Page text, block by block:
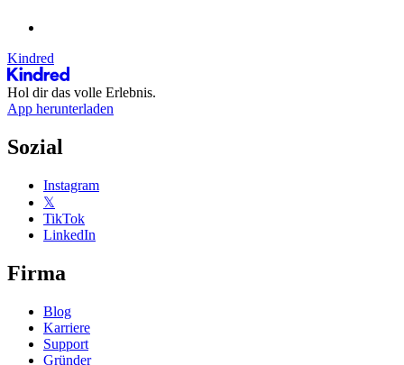
Kindred
Hol dir das volle Erlebnis.
App herunterladen
Sozial
Instagram
𝕏
TikTok
LinkedIn
Firma
Blog
Karriere
Support
Gründer